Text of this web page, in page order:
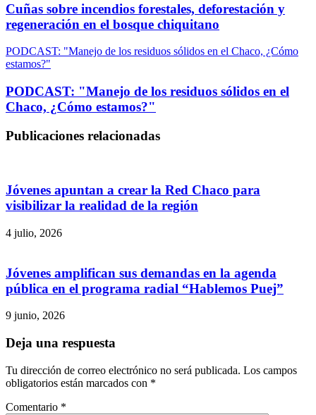
Cuñas sobre incendios forestales, deforestación y
regeneración en el bosque chiquitano
PODCAST: "Manejo de los residuos sólidos en el Chaco, ¿Cómo
estamos?"
PODCAST: "Manejo de los residuos sólidos en el
Chaco, ¿Cómo estamos?"
Publicaciones relacionadas
Jóvenes apuntan a crear la Red Chaco para
visibilizar la realidad de la región
4 julio, 2026
Jóvenes amplifican sus demandas en la agenda
pública en el programa radial “Hablemos Puej”
9 junio, 2026
Deja una respuesta
Tu dirección de correo electrónico no será publicada. Los campos
obligatorios están marcados con *
Comentario *